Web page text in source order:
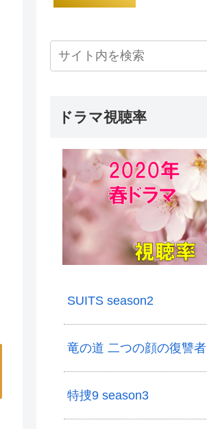
ドラマ視聴率
SUITS season2
竜の道 二つの顔の復讐者
特捜9 season3